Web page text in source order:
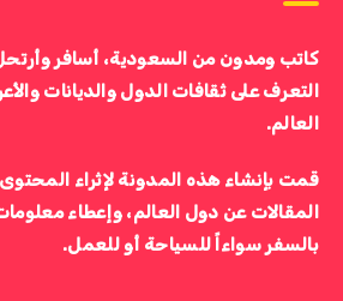
كاتب ومدون من السعودية، أسافر
التعرف على ثقافات الدول والديانات
العالم.
قمت بإنشاء هذه المدونة لإثراء
المقالات عن دول العالم، وإعطاء
بالسفر سواءاً للسياحة أو للعمل.